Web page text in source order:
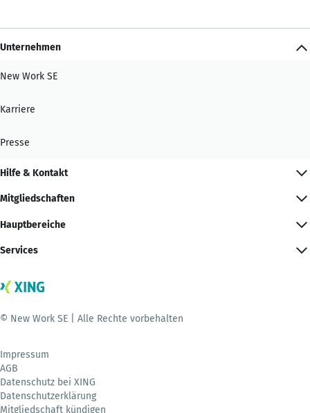
Unternehmen
New Work SE
Karriere
Presse
Hilfe & Kontakt
Mitgliedschaften
Hauptbereiche
Services
© New Work SE | Alle Rechte vorbehalten
Impressum
AGB
Datenschutz bei XING
Datenschutzerklärung
Mitgliedschaft kündigen